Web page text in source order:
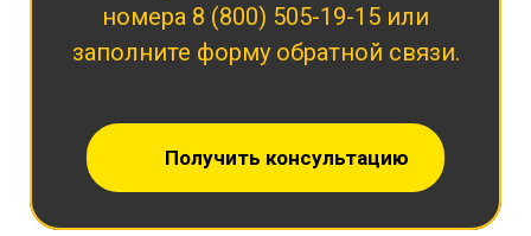
номера 8 (800) 505-19-15 или
заполните форму обратной связи.
Получить консультацию